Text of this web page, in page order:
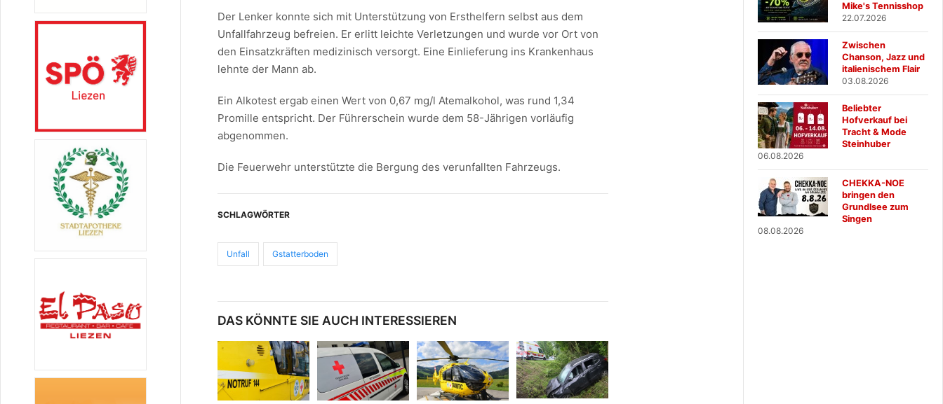
Der Lenker konnte sich mit Unterstützung von Ersthelfern selbst aus dem
Unfallfahrzeug befreien. Er erlitt leichte Verletzungen und wurde vor Ort von
den Einsatzkräften medizinisch versorgt. Eine Einlieferung ins Krankenhaus
lehnte der Mann ab.
Ein Alkotest ergab einen Wert von 0,67 mg/l Atemalkohol, was rund 1,34
Promille entspricht. Der Führerschein wurde dem 58-Jährigen vorläufig
abgenommen.
Die Feuerwehr unterstützte die Bergung des verunfallten Fahrzeugs.
SCHLAGWÖRTER
Unfall Gstatterboden
DAS KÖNNTE SIE AUCH INTERESSIEREN
Mike's Tennisshop
22.07.2026
Zwischen
Chanson, Jazz und
italienischem Flair
03.08.2026
Beliebter
Hofverkauf bei
Tracht & Mode
Steinhuber
06.08.2026
CHEKKA-NOE
bringen den
Grundlsee zum
Singen
08.08.2026